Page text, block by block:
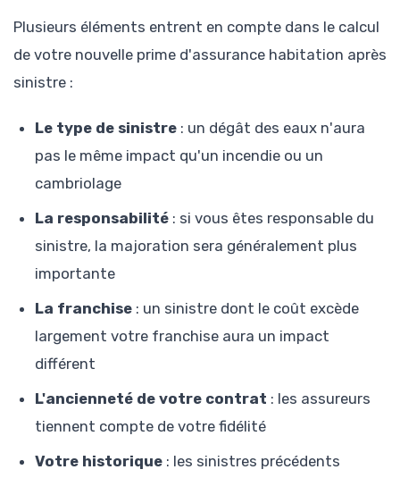
Plusieurs éléments entrent en compte dans le calcul
de votre nouvelle prime d'assurance habitation après
sinistre :
Le type de sinistre : un dégât des eaux n'aura
pas le même impact qu'un incendie ou un
cambriolage
La responsabilité : si vous êtes responsable du
sinistre, la majoration sera généralement plus
importante
La franchise : un sinistre dont le coût excède
largement votre franchise aura un impact
différent
L'ancienneté de votre contrat : les assureurs
tiennent compte de votre fidélité
Votre historique : les sinistres précédents